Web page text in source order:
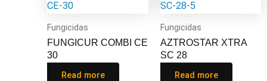
Fungicidas
FUNGICUR COMBI CE
30
Read more
Fungicidas
AZTROSTAR XTRA
SC 28
Read more